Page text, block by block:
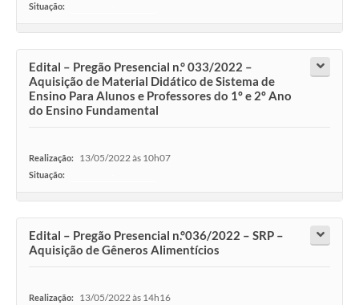
Situação:
Edital – Pregão Presencial n.° 033/2022 –
Aquisição de Material Didático de Sistema de
Ensino Para Alunos e Professores do 1º e 2º Ano
do Ensino Fundamental
Realização: 13/05/2022 às 10h07
Situação:
Edital – Pregão Presencial n.°036/2022 – SRP –
Aquisição de Gêneros Alimentícios
Realização: 13/05/2022 às 14h16